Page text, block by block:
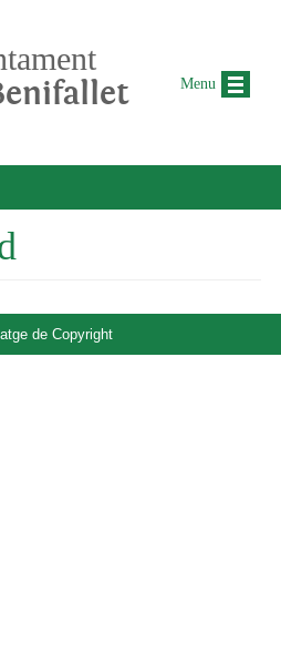
de Copyright
Menu